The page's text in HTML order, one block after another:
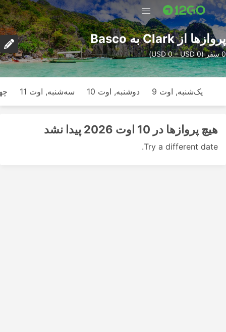
پرواز‌ها از Clark به Basco
0 سفر (USD 0 – USD 0)
یک‌شنبه, اوت 9 دوشنبه, اوت 10 سه‌شنبه, اوت 11
هیچ پرواز‌ها در 10 اوت 2026 پیدا نشد
Try a different date.